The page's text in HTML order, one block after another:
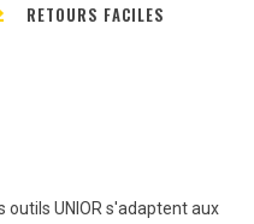
RETOURS FACILES
outils UNIOR s'adaptent aux